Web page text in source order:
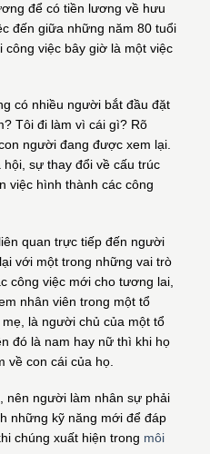
để có tiền lương về hưu
đến giữa những năm 80 tuổi
công việc bây giờ là một việc
có nhiều người bắt đầu đặt
Tôi đi làm vì cái gì? Rõ
người đang được xem lại.
sự thay đổi về cấu trúc
việc hình thành các công
quan trực tiếp đến người
với một trong những vai trò
công việc mới cho tương lai,
nhân viên trong một tổ
là người chủ của một tổ
đó là nam hay nữ thì khi họ
về con cái của họ.
nên người làm nhân sự phải
những kỹ năng mới để đáp
chúng xuất hiện trong môi